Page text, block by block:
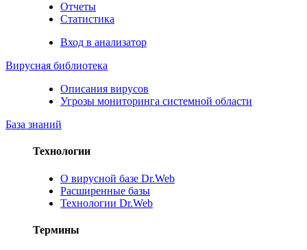
Отчеты
Статистика
Вход в анализатор
Вирусная библиотека
Описания вирусов
Угрозы мониторинга системной области
База знаний
Технологии
О вирусной базе Dr.Web
Расширенные базы
Технологии Dr.Web
Термины